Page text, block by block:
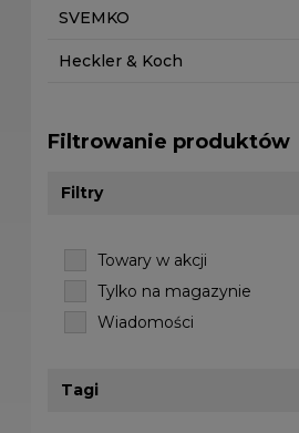
SVEMKO
Heckler & Koch
Filtrowanie produktów
Filtry
Towary w akcji
Tylko na magazynie
Wiadomości
Tagi